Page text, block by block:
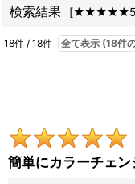
レビュー検索:
星の数:
検索結果 [★★★★★5
18件 / 18件 全て表示 (18件
簡単にカラーチェン